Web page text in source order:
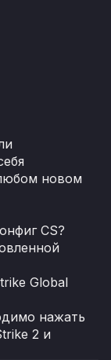
новом
CS?
Global
нажать
2 и